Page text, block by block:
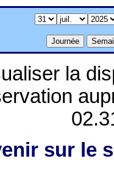
la
sur le